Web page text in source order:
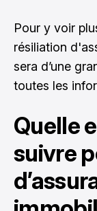
Pour y voir
résiliation
sera d’une
toutes les
Quelle
suivre